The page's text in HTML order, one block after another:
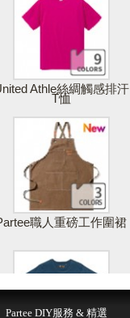
Athle絲綢觸感排汗
T恤
職人重磅工作圍裙
Partee DIY服務 & 精選